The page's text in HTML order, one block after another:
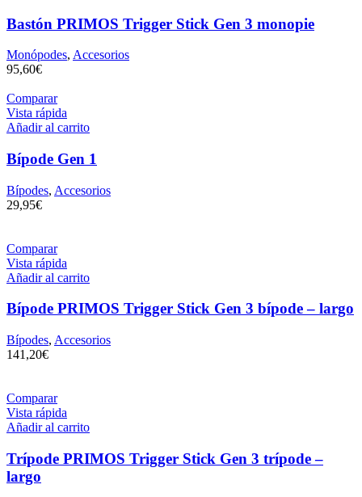
Bastón PRIMOS Trigger Stick Gen 3 monopie
Monópodes, Accesorios
95,60€
Comparar
Vista rápida
Añadir al carrito
Bípode Gen 1
Bípodes, Accesorios
29,95€
Comparar
Vista rápida
Añadir al carrito
Bípode PRIMOS Trigger Stick Gen 3 bípode – largo
Bípodes, Accesorios
141,20€
Comparar
Vista rápida
Añadir al carrito
Trípode PRIMOS Trigger Stick Gen 3 trípode –
largo